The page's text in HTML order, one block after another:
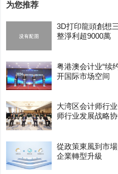
为您推荐
3D打印龍頭創想
整淨利超9000萬
粤港澳会计业“续
开国际市场空间
大湾区会计师行
师行业发展战略
從政策東風到市
企業轉型升級